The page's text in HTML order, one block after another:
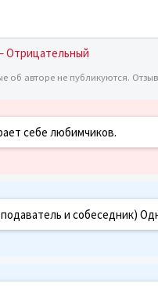
Отрицательный
об авторе не публикуются.
себе любимчиков.
и собеседник)